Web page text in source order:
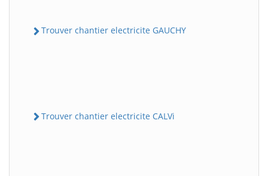
Trouver chantier electricite GAUCHY
Trouver chantier electricite CALVi